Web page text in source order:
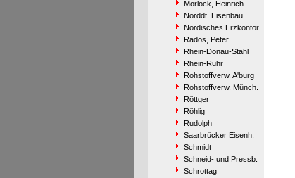
Morlock, Heinrich
Norddt. Eisenbau
Nordisches Erzkontor
Rados, Peter
Rhein-Donau-Stahl
Rhein-Ruhr
Rohstoffverw. A'burg
Rohstoffverw. Münch.
Röttger
Röhlig
Rudolph
Saarbrücker Eisenh.
Schmidt
Schneid- und Pressb.
Schrottag